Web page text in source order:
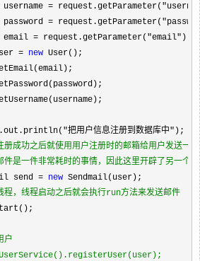
=
=
= request.getParameter("email"
=
new
把用户信息注册到数据库中"
件是一件非常耗时的事情，因此这里开辟了另一个
send =
new
程，线程启动之后就会执行run方法来发送邮件
UserService().registerUser(user);